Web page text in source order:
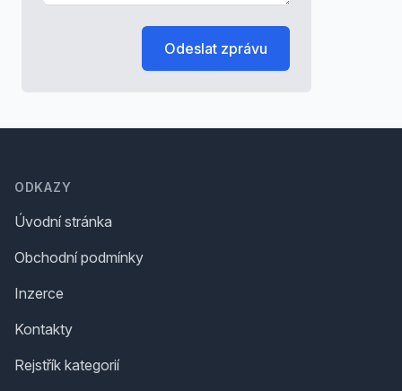
Odeslat zprávu
ODKAZY
Úvodní stránka
Obchodní podmínky
Inzerce
Kontakty
Rejstřík kategorií